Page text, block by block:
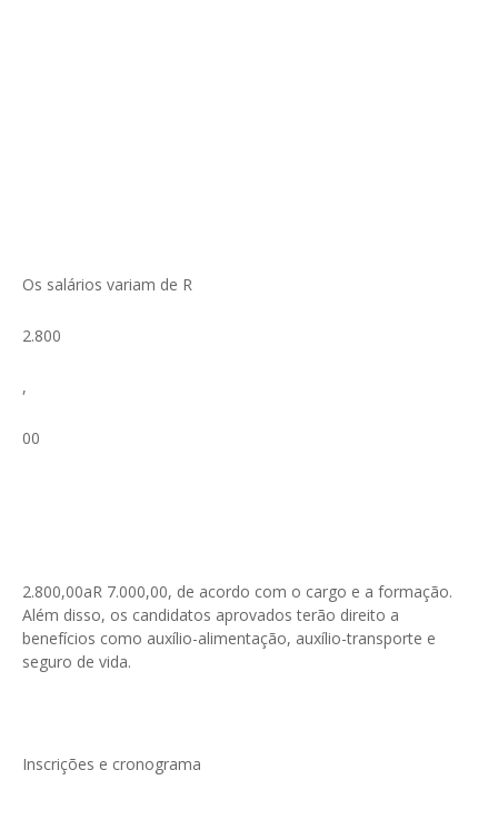
Os salários variam de R
2.800
,
00
2.800,00aR 7.000,00, de acordo com o cargo e a formação.
Além disso, os candidatos aprovados terão direito a
benefícios como auxílio-alimentação, auxílio-transporte e
seguro de vida.
Inscrições e cronograma